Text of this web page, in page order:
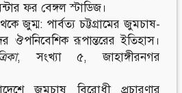
ফর বেঙ্গল স্টাডিজ।
জুম্ম: পার্বত্য চট্টগ্রামের জুমচাষ-
ঔপনিবেশিক রূপান্তরের ইতিহাস।
, সংখ্যা ৫, জাহাঙ্গীরনগর
জুমচাষ বিরোধী প্রচারণার